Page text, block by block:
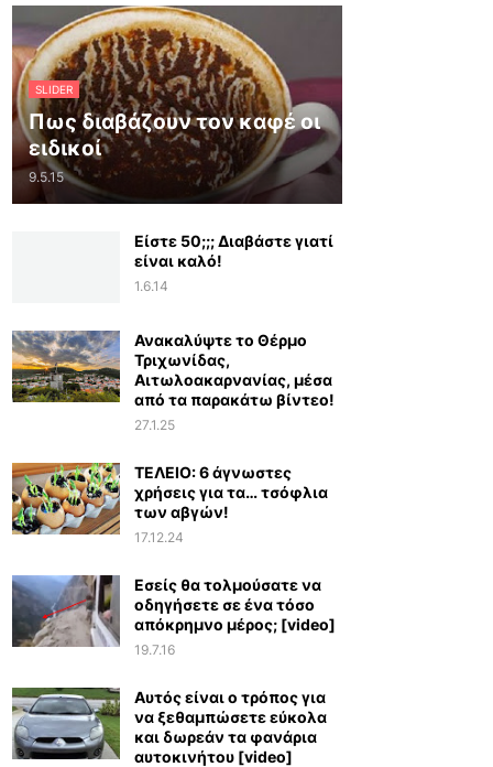
SLIDER
Πως διαβάζουν τον καφέ οι
ειδικοί
9.5.15
Είστε 50;;; Διαβάστε γιατί
είναι καλό!
1.6.14
Ανακαλύψτε το Θέρμο
Τριχωνίδας,
Αιτωλοακαρνανίας, μέσα
από τα παρακάτω βίντεο!
27.1.25
ΤΕΛΕΙΟ: 6 άγνωστες
χρήσεις για τα… τσόφλια
των αβγών!
17.12.24
Εσείς θα τολμούσατε να
οδηγήσετε σε ένα τόσο
απόκρημνο μέρος; [video]
19.7.16
Αυτός είναι ο τρόπος για
να ξεθαμπώσετε εύκολα
και δωρεάν τα φανάρια
αυτοκινήτου [video]